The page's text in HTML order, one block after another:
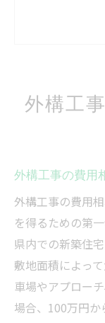
外構
見積もり比
外構
複数社
外構工
法
見積も
要性
外構工
る
外構工
外構工事の費用
外構工事の費用
を得るための第
県内での新築住
敷地面積によっ
車場やアプロー
場合、100万円か